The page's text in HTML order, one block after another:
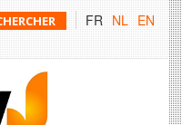
FR NL EN